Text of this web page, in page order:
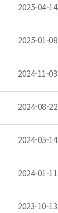
2025-04-14
2025-01-08
2024-11-03
2024-08-22
2024-05-14
2024-01-11
2023-10-13